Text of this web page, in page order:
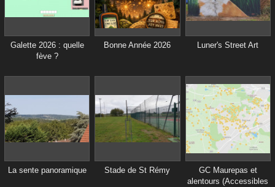
Galette 2026 : quelle
fève ?
Bonne Année 2026 Luner's Street Art
La sente panoramique Stade de St Rémy
GC Maurepas et
alentours (Accessibles